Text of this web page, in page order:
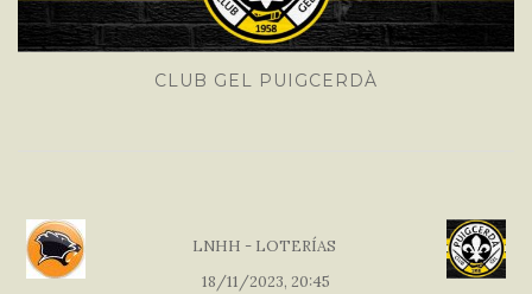
CLUB GEL PUIGCERDÀ
LNHH - LOTERÍAS
18/11/2023, 20:45